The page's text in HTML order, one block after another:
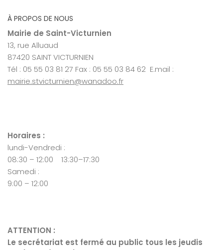
À PROPOS DE NOUS
Mairie de Saint-Victurnien
13, rue Alluaud
87420 SAINT VICTURNIEN
Tél : 05 55 03 81 27 Fax : 05 55 03 84 62 E.mail :
mairie.stvicturnien@wanadoo.fr
Horaires :
lundi-Vendredi :
08:30 – 12:00 13:30–17:30
Samedi :
9:00 – 12:00
ATTENTION :
Le secrétariat est fermé au public tous les jeudis